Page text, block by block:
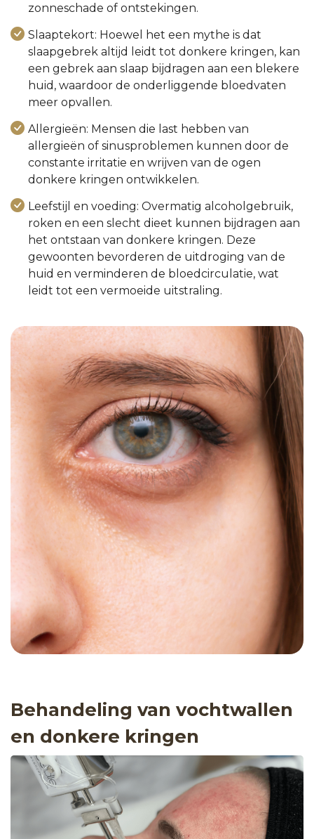
zonneschade of ontstekingen.
Slaaptekort: Hoewel het een mythe is dat
slaapgebrek altijd leidt tot donkere kringen, kan
een gebrek aan slaap bijdragen aan een blekere
huid, waardoor de onderliggende bloedvaten
meer opvallen.
Allergieën: Mensen die last hebben van
allergieën of sinusproblemen kunnen door de
constante irritatie en wrijven van de ogen
donkere kringen ontwikkelen.
Leefstijl en voeding: Overmatig alcoholgebruik,
roken en een slecht dieet kunnen bijdragen aan
het ontstaan van donkere kringen. Deze
gewoonten bevorderen de uitdroging van de
huid en verminderen de bloedcirculatie, wat
leidt tot een vermoeide uitstraling.
Behandeling van vochtwallen
en donkere kringen